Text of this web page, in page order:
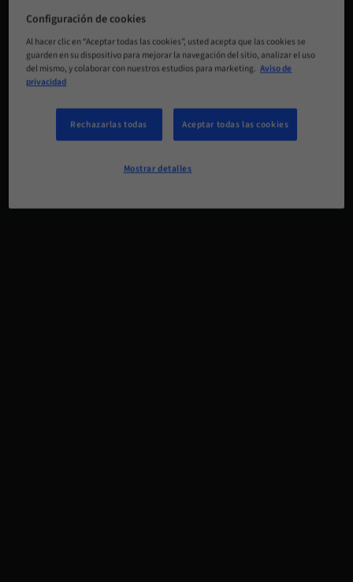
Configuración de cookies
Al hacer clic en “Aceptar todas las cookies”, usted acepta que las cookies se
guarden en su dispositivo para mejorar la navegación del sitio, analizar el uso
del mismo, y colaborar con nuestros estudios para marketing. Aviso de
privacidad
Rechazarlas todas Aceptar todas las cookies
Mostrar detalles